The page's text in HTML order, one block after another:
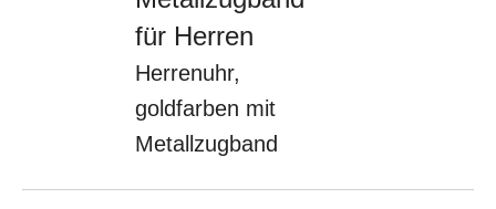
für Herren
Herrenuhr,
goldfarben mit
Metallzugband